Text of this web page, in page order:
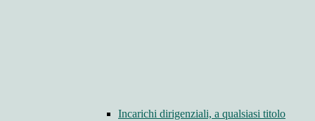
Incarichi dirigenziali, a qualsiasi titolo